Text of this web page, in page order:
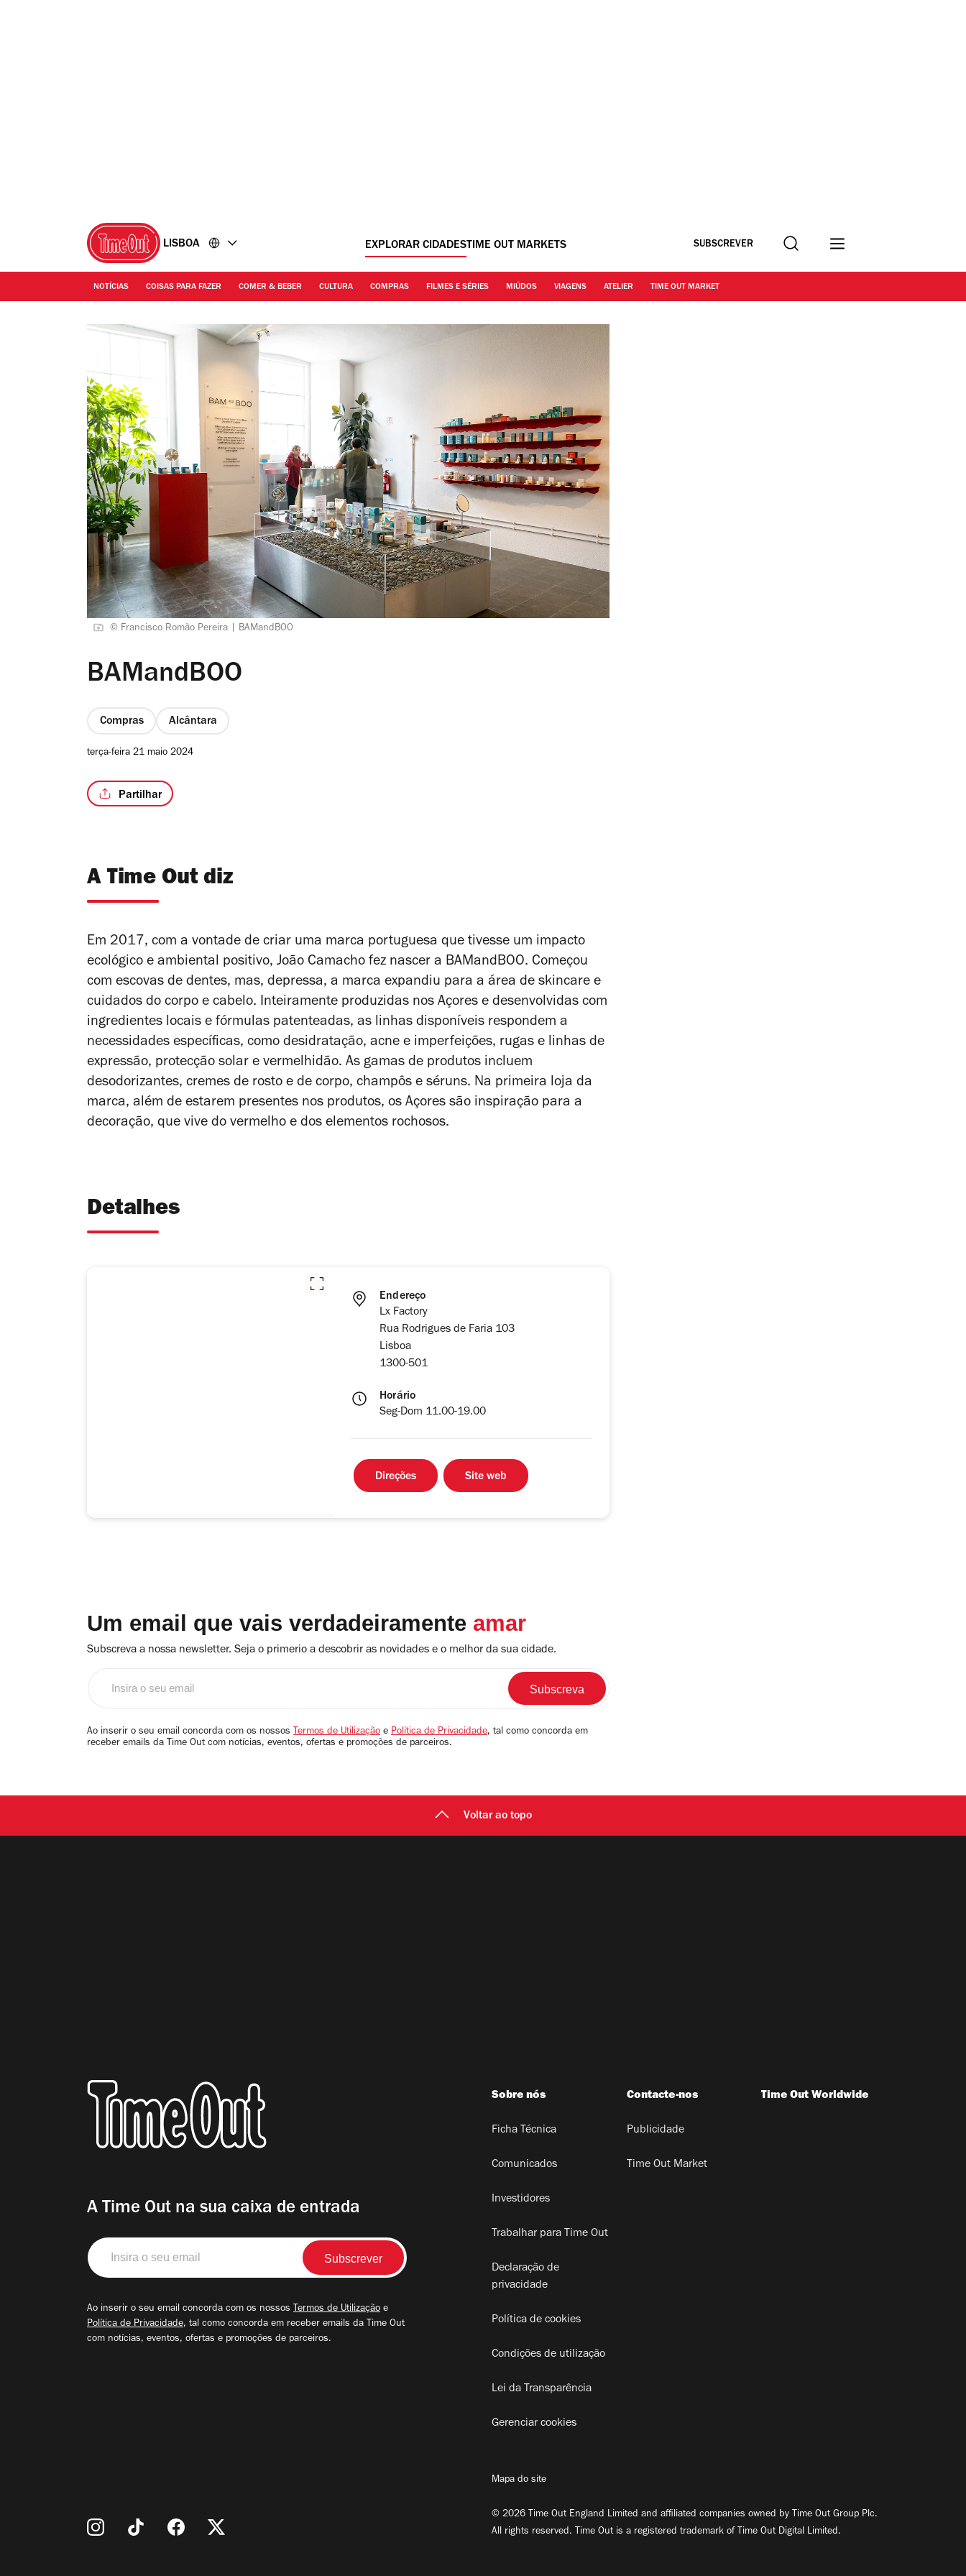
LISBOA EXPLORAR CIDADESTIME OUT MARKETS SUBSCREVER Procurar
NOTÍCIAS COISAS PARA FAZER COMER & BEBER CULTURA COMPRAS FILMES E SÉRIES MIÚDOS VIAGENS ATELIER TIME OUT MARKET
© Francisco Romão Pereira | BAMandBOO
BAMandBOO
Compras Alcântara
terça-feira 21 maio 2024
Partilhar
A Time Out diz
Em 2017, com a vontade de criar uma marca portuguesa que tivesse um impacto
ecológico e ambiental positivo, João Camacho fez nascer a BAMandBOO. Começou
com escovas de dentes, mas, depressa, a marca expandiu para a área de skincare e
cuidados do corpo e cabelo. Inteiramente produzidas nos Açores e desenvolvidas com
ingredientes locais e fórmulas patenteadas, as linhas disponíveis respondem a
necessidades específicas, como desidratação, acne e imperfeições, rugas e linhas de
expressão, protecção solar e vermelhidão. As gamas de produtos incluem
desodorizantes, cremes de rosto e de corpo, champôs e séruns. Na primeira loja da
marca, além de estarem presentes nos produtos, os Açores são inspiração para a
decoração, que vive do vermelho e dos elementos rochosos.
Detalhes
Endereço
Lx Factory
Rua Rodrigues de Faria 103
Lisboa
1300-501
Horário
Seg-Dom 11.00-19.00
Direções Site web
Um email que vais verdadeiramente amar
Subscreva a nossa newsletter. Seja o primerio a descobrir as novidades e o melhor da sua cidade.
email
Ao inserir o seu email concorda com os nossos Termos de Utilização e Política de Privacidade, tal como concorda em
receber emails da Time Out com notícias, eventos, ofertas e promoções de parceiros.
Voltar ao topo
A Time Out na sua caixa de entrada
Insira
o
seu
Ao inserir o seu email concorda com os nossos Termos de Utilização e
Política de Privacidade, tal como concorda em receber emails da Time Out
com notícias, eventos, ofertas e promoções de parceiros.
Sobre nós
Ficha Técnica
Comunicados
Investidores
Trabalhar para Time Out
Declaração de
privacidade
Política de cookies
Condições de utilização
Lei da Transparência
Gerenciar cookies
Contacte-nos
Publicidade
Time Out Market
Time Out Worldwide
Mapa do site
© 2026 Time Out England Limited and affiliated companies owned by Time Out Group Plc.
All rights reserved. Time Out is a registered trademark of Time Out Digital Limited.